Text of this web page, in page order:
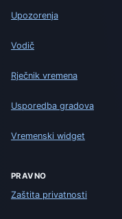
Upozorenja
Vodič
Rječnik vremena
Usporedba gradova
Vremenski widget
PRAVNO
Zaštita privatnosti